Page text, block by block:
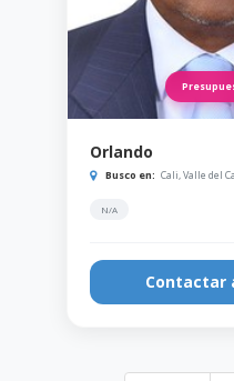
Orlando
Busco en: Cali, Valle del
N/A
Contactar